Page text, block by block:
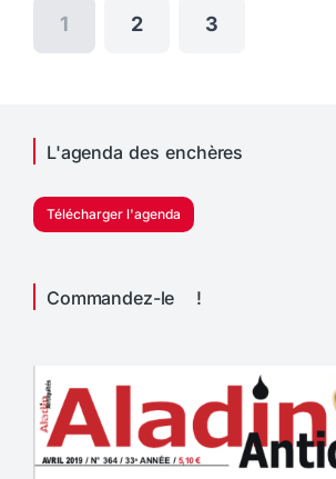
1 2 3
L'agenda des enchères
Télécharger l'agenda
Commandez-le !